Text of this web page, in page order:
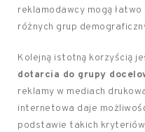
reklamodawcy mogą
różnych grup
Kolejną istotną korzyścią
dotarcia do grupy
reklamy w mediach
internetowa daje
podstawie takich